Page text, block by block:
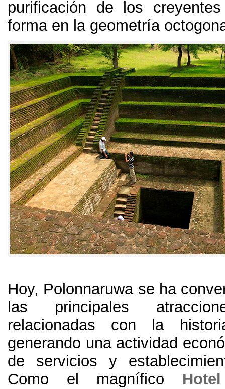
purificación de los
forma en la geometría
Hoy, Polonnaruwa se ha
las principales
relacionadas con la
generando una actividad
de servicios y
Como el magnífico